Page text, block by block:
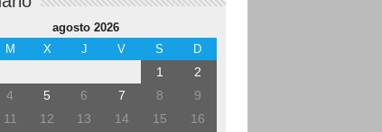
agosto 2026
M X J V S D
1
2
4 5 6 7 8
9
11 12 13 14 15
16